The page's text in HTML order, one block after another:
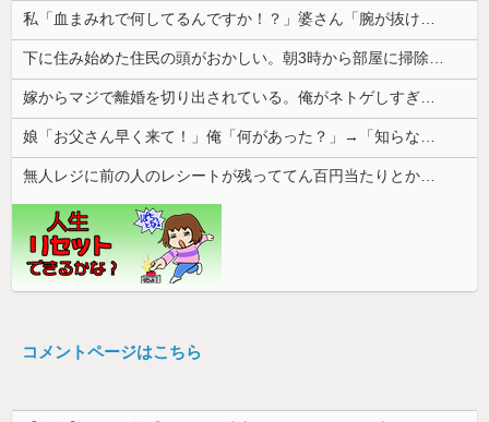
コメントページはこちら